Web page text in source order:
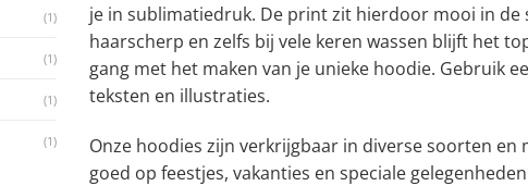
(1)
(1)
(1)
(1)
je in sublimatiedruk. De print zit hierdoor mooi in
haarscherp en zelfs bij vele keren wassen blijft het
gang met het maken van je unieke hoodie. Gebruik
teksten en illustraties.
Onze hoodies zijn verkrijgbaar in diverse soorten
goed op feestjes, vakanties en speciale